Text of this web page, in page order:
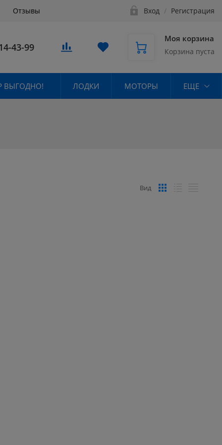
Отзывы Вход / Регистрация
43-99
Моя корзина
Корзина пуста
ВЫГОДНО! ЛОДКИ МОТОРЫ ЕЩЕ
Вид